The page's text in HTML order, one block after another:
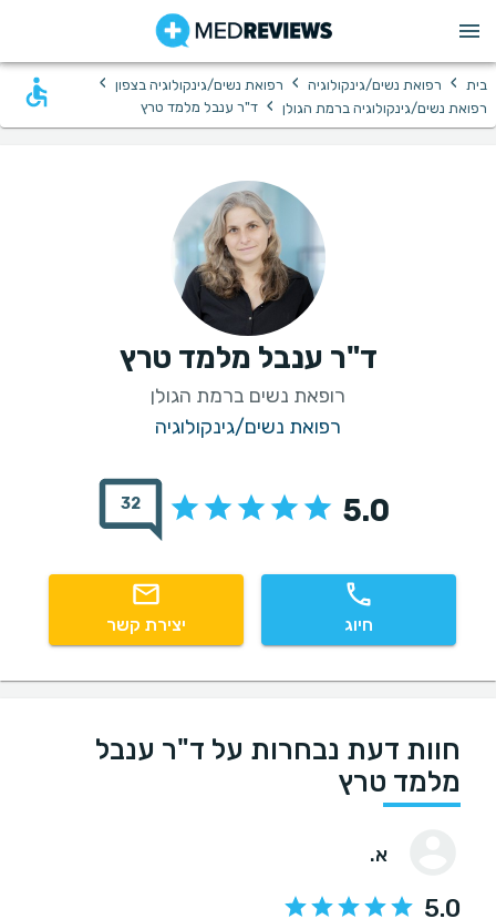
בית › רפואת נשים/גינקולוגיה › רפואת נשים/גינקולוגיה בצפון ›
רפואת נשים/גינקולוגיה ברמת הגולן › ד"ר ענבל מלמד טרץ
ד"ר ענבל מלמד טרץ
רופאת נשים ברמת הגולן
רפואת נשים/גינקולוגיה
5.0
32
חיוג יצירת קשר
חוות דעת נבחרות על ד"ר ענבל
מלמד טרץ
א.
5.0